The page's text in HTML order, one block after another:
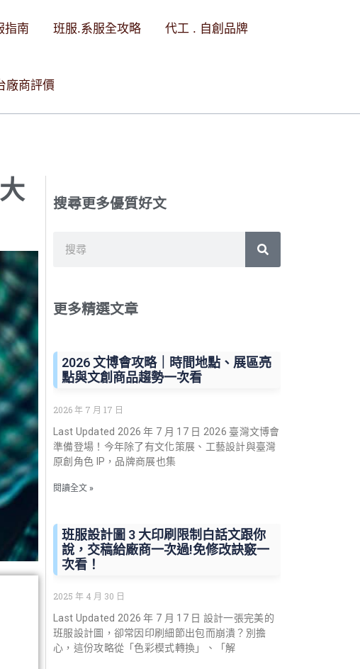
指南 班服.系服全攻略 代工 . 自創品牌
廠商評價
搜尋更多優質好文
搜
尋
更多精選文章
2026 文博會攻略｜時間地點、展區亮
點與文創商品趨勢一次看
2026 年 7 月 17 日
Last Updated 2026 年 7 月 17 日 2026 臺灣文博會
準備登場！今年除了有文化策展、工藝設計與臺灣
原創角色 IP，品牌商展也集
閱讀全文 »
班服設計圖 3 大印刷限制白話文跟你
說，交稿給廠商一次過!免修改訣竅一
次看！
2025 年 4 月 30 日
Last Updated 2026 年 7 月 17 日 設計一張完美的
班服設計圖，卻常因印刷細節出包而崩潰？別擔
心，這份攻略從「色彩模式轉換」、「解